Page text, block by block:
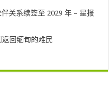
关系续签至 2029 年 – 星报
回缅甸的难民